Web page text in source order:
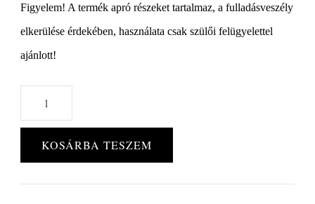
Figyelem! A termék apró részeket tartalmaz, a fulladásveszély
elkerülése érdekében, használata csak szülői felügyelettel
ajánlott!
Maci
Box
mennyiség
KOSÁRBA TESZEM